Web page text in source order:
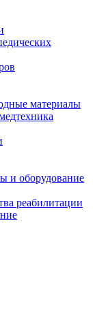
материалы
и оборудование
реабилитации